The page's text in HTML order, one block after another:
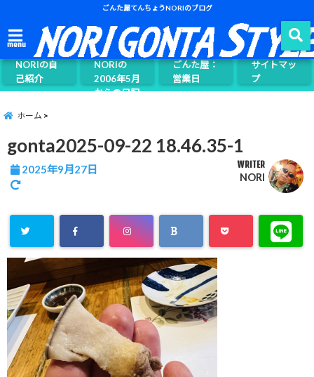
ごんた屋てんちょうNORIのブログ
menu
NORIの自
己紹介
ごんた屋て
んちょう
NORIの
2006年5月
からの日記
ごんた屋：
営業日
サイトマッ
プ
ホーム
gonta2025-09-22 18.46.35-1
2025年9月27日 WRITER
NORI